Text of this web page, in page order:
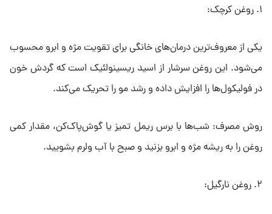
۱. روغن کرچک:
یکی از معروف‌ترین درمان‌های خانگی برای تقویت مژه و ابرو محسوب
می‌شود. این روغن سرشار از اسید ریسینولئیک است که گردش خون
در فولیکول‌ها را افزایش داده و رشد مو را تحریک می‌کند.
روش مصرف: شب‌ها با برس ریمل تمیز یا گوش‌پاک‌کن، مقدار کمی
روغن را به ریشه مژه و ابرو بزنید و صبح با آب ولرم بشویید.
۲. روغن نارگیل: